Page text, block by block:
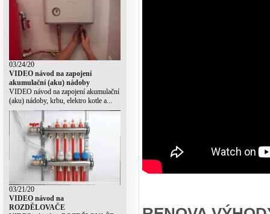
03/24/20
VIDEO návod na zapojení
akumulační (aku) nádoby
VIDEO návod na zapojení akumulační
(aku) nádoby, krbu, elektro kotle a...
03/21/20
VIDEO návod na
ROZDĚLOVAČE